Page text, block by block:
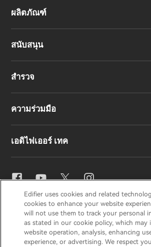
ผลิตภัณฑ์
สนับสนุน
สำรวจ
ความร่วมมือ
สมัครเป็นตัวแทนจำหน่าย
เอดิไฟเออร์ เทค
การตั้งค่าอีคิว
Snapdragon Sound™
การสตรีมเพลง
EDIFIERAIRPULSESTAXHECATE
ประเทศไทย / ไทย
Edifier uses cookies and related
cookies to enhance your website
will not use them to track your personal
as stated in our cookie policy, which may
website operation, analysis, enhancing
experience, or advertising. We respect